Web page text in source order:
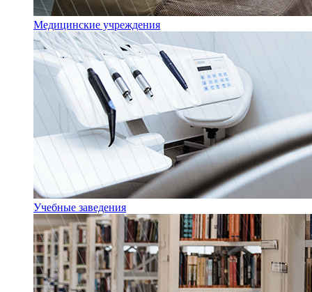
Медицинские учреждения
Учебные заведения